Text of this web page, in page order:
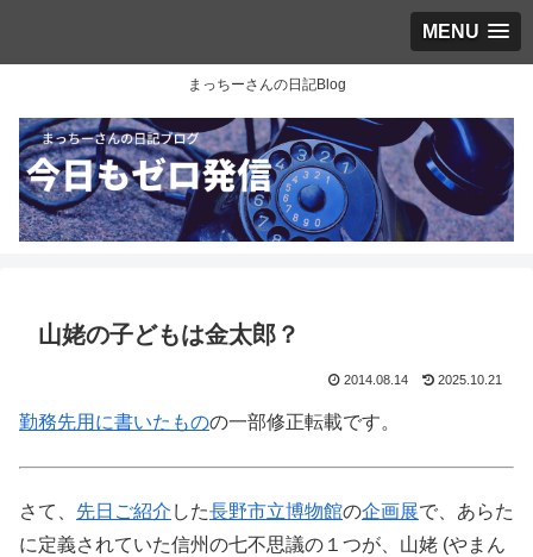
MENU
まっちーさんの日記Blog
山姥の子どもは金太郎？
2014.08.14 2025.10.21
勤務先用に書いたものの一部修正転載です。
さて、 先日ご紹介 した長野市立博物館の企画展で、あらた
に定義されていた信州の七不思議の１つが、山姥 (やまん